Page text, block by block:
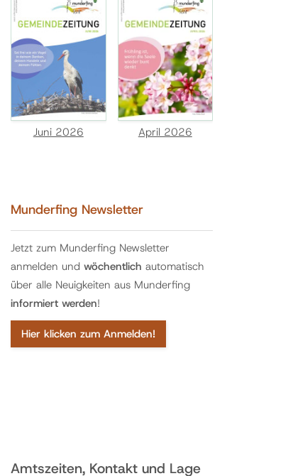
Juni 2026 April 2026
Munderfing Newsletter
Jetzt zum Munderfing Newsletter
anmelden und wöchentlich automatisch
über alle Neuigkeiten aus Munderfing
informiert werden!
Hier klicken zum Anmelden!
Amtszeiten, Kontakt und Lage